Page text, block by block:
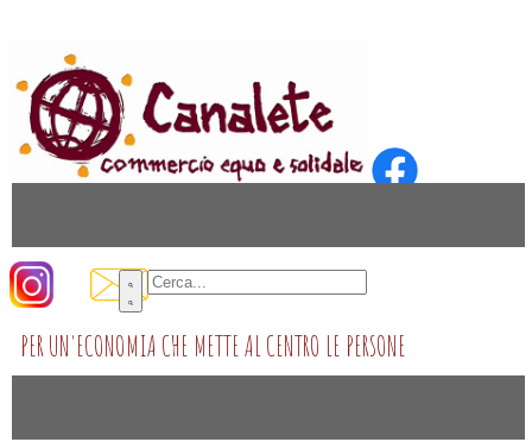
PER UN'ECONOMIA CHE METTE AL CENTRO LE PERSONE